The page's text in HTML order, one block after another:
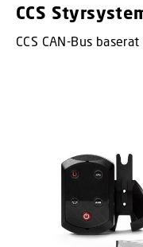
CCS
CCS CAN-Bus